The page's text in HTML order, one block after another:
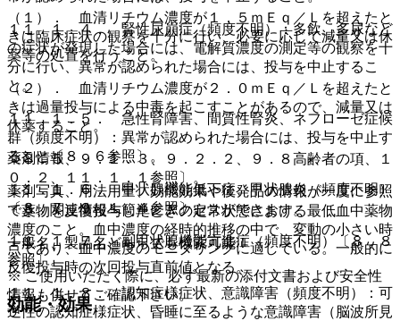
１１．１．４． 腎性尿崩症（頻度不明）：多飲、多尿など
の症状が発現した場合には、電解質濃度の測定等の観察を十
分に行い、異常が認められた場合には、投与を中止するこ
と。
１１．１．５． 急性腎障害、間質性腎炎、ネフローゼ症候
群（頻度不明）：異常が認められた場合には、投与を中止す
ること〔８．６参照〕。
１１．１．６． 甲状腺機能低下症、甲状腺炎（頻度不明）
〔８．７、９．１．４参照〕。
１１．１．７． 副甲状腺機能亢進症（頻度不明）〔８．８
参照〕。
１１．１．８． 認知症様症状、意識障害（頻度不明）：可
逆性の認知症様症状、昏睡に至るような意識障害（脳波所見
（１）． 血清リチウム濃度が１．５ｍＥｑ／Ｌを超えたと
きは臨床症状の観察を十分に行い、必要に応じて減量又は休
薬等の処置を行うこと。
（２）． 血清リチウム濃度が２．０ｍＥｑ／Ｌを超えたと
きは過量投与による中毒を起こすことがあるので、減量又は
休薬すること。
〔８．５、９．１．３、９．２．２、９．８高齢者の項、１
０．２、１１．１．１参照〕。
＊薬物を反復投与したときの定常状態における最低血中薬物
濃度のこと。血中濃度の経時的推移の中で、変動の小さい時
点であり、血中濃度のモニタリングに適している。一般的に
反復投与時の次回投与直前値となる。
効能・効果
薬剤情報
薬剤写真、用法用量、効能効果や後発品の情報が一度に参照
でき、関連情報へ簡単にアクセスができます。
一般名、製品名どちらでも検索可能！
※ ご使用いただく際に、必ず最新の添付文書および安全性
情報も併せてご確認下さい。